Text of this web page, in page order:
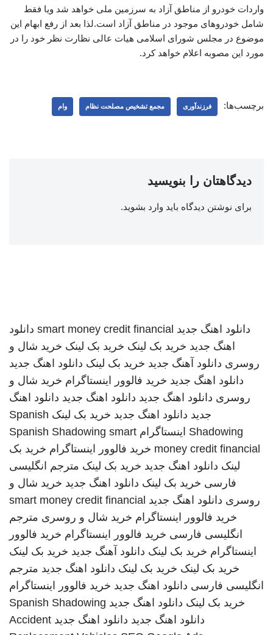
واردات خودرو از مناطق آزاد به سرزمین ملی خواهد شد ویا فقط
شامل خودروهای موجود در مناطق آزاد است.لذا بعد از رفع ابهام این
موضوع در مجلس شورای اسلامی هیات عالی نظارت نظر خود را در
مورد این مصوبه اعلام خواهد کرد.
برچسب‌ها: فرزندآوری مجمع تشخیص مصلحت نظام وام
دیدگاهتان را بنویسید
برای نوشتن دیدگاه باید وارد بشوید.
دانلود اهنگ جدید smart money credit financial دانلود
اهنگ جدید خرید بک لینک خرید بک لینک خرید شال و
روسری دانلود آهنگ جدید خرید بک لینک دانلود اهنگ جدید
دانلود اهنگ جدید خرید فالوور اینستاگرام خرید شال و
روسری دانلود اهنگ جدید دانلود اهنگ جدید دانلود اهنگ
جدید دانلود اهنگ جدید خرید بک لینک Spanish
Shadowing اینستاگرام Spanish Shadowing smart
money credit financial خرید فالوور اینستاگرام خرید بک
لینک دانلود اهنگ جدید خرید بک لینک مترجم انگلیسی
فارسی خرید بک لینک دانلود اهنگ جدید خرید شال و
روسری دانلود اهنگ جدید smart money credit financial
خرید فالوور اینستاگرام خرید شال و روسری مترجم
انگلیسی فارسی خرید فالوور اینستاگرام خرید فالوور
اینستاگرام خرید بک لینک دانلود آهنگ جدید خرید بک لینک
خرید بک لینک خرید بک لینک دانلود اهنگ جدید مترجم
انگلیسی فارسی دانلود اهنگ جدید خرید فالوور اینستاگرام
خرید بک لینک دانلود اهنگ جدید Spanish Shadowing
دانلود اهنگ جدید دانلود اهنگ جدید Accident